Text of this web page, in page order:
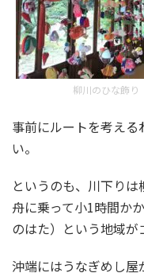
柳川のひな飾り
事前にルートを考え
い。
というのも、川下り
舟に乗って小1時間か
のはた）という地域が
沖端にはうなぎめし